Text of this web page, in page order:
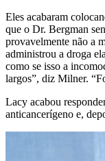
Eles acabaram
que o Dr. Bergman
provavelmente não a
administrou a droga
como se isso a
largos”, diz Milner.
Lacy acabou
anticancerígeno e,